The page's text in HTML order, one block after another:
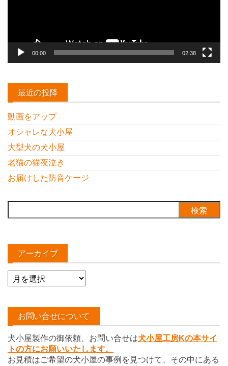
00:00 02:38
最近の投降
動画をアップ
オシャレな犬小屋
大型犬の犬小屋
老猫の猫夜泣き
お届けした防音ケージ
索:
アーカイブ
ア
ー
イ
お問い合せについて
犬小屋製作の御依頼、お問い合せは犬小屋工房Kの本サイ
トの方にお願いいたします。
お見積はご希望の犬小屋の事例を見つけて、その中にある